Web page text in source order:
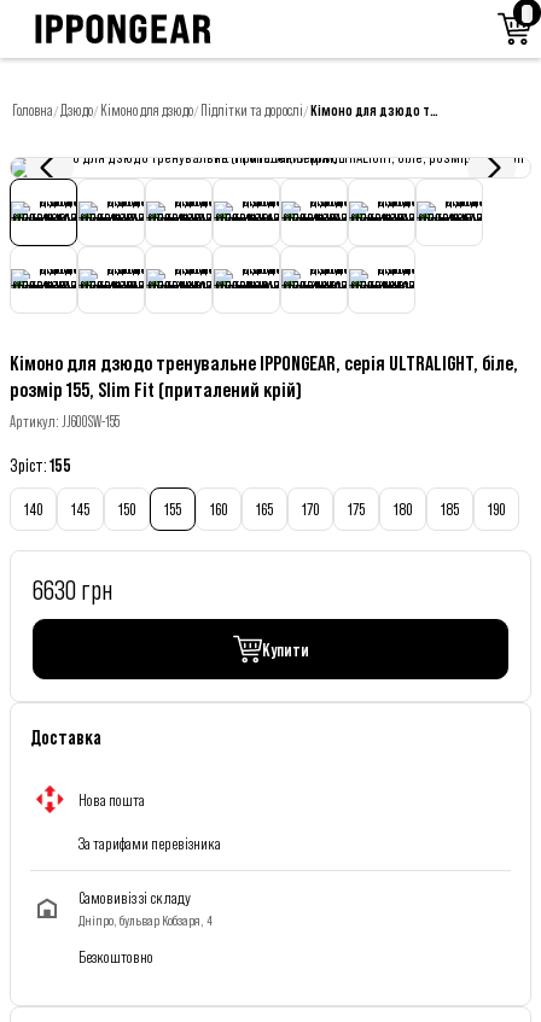
Головна/Дзюдо/ Кімоно для дзюдо/ Підлітки та дорослі/ Кімоно для дзюдо тренувальне IPPONGEAR, серія ULTRALIGHT, біле, розмір 155, Slim Fit (приталений крій)
Кімоно для дзюдо тренувальне IPPONGEAR, серія ULTRALIGHT, біле,
розмір 155, Slim Fit (приталений крій)
Артикул: JJ600SW-155
Зріст:155
140 145 150 155 160 165 170 175 180 185 190
6630 грн
Купити
Доставка
Нова пошта
За тарифами перевізника
Самовивіз зі складу
Дніпро, бульвар Кобзаря, 4
Безкоштовно